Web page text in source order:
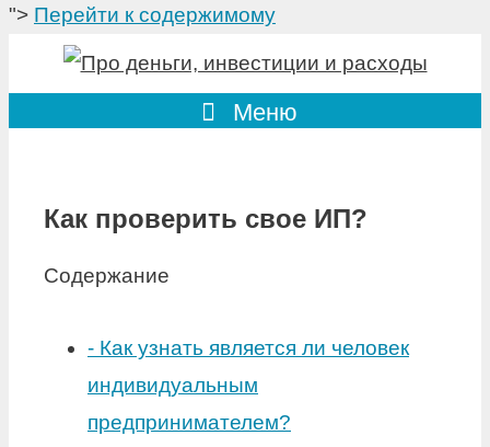
"> Перейти к содержимому
Меню
Как проверить свое ИП?
Содержание
- Как узнать является ли человек
индивидуальным
предпринимателем?